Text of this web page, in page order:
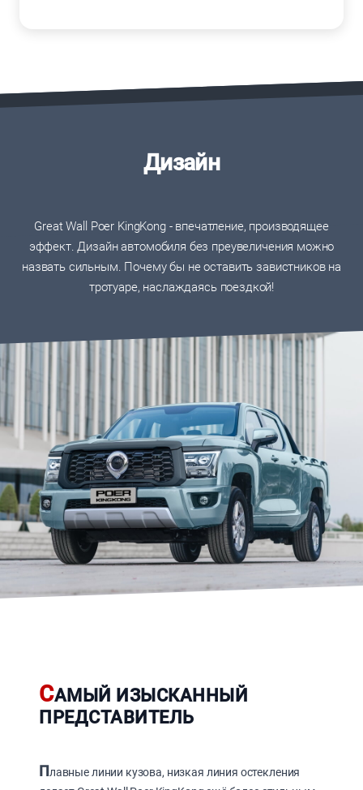
Дизайн
Great Wall Poer KingKong - впечатление, производящее
эффект. Дизайн автомобиля без преувеличения можно
назвать сильным. Почему бы не оставить завистников на
тротуаре, наслаждаясь поездкой!
САМЫЙ ИЗЫСКАННЫЙ
ПРЕДСТАВИТЕЛЬ
Плавные линии кузова, низкая линия остекления